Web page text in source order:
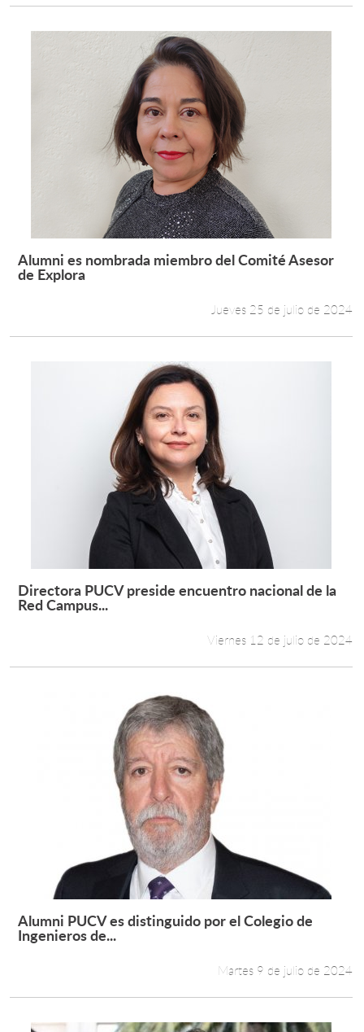
Leer más +
Alumni es nombrada miembro del Comité Asesor
de Explora
Jueves 25 de julio de 2024
Leer más +
Directora PUCV preside encuentro nacional de la
Red Campus...
Viernes 12 de julio de 2024
Leer más +
Alumni PUCV es distinguido por el Colegio de
Ingenieros de...
Martes 9 de julio de 2024